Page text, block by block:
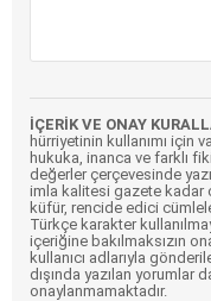
İÇERİK VE ONAY
hürriyetinin kullanımı için
hukuka, inanca ve farklı
değerler çerçevesinde
imla kalitesi gazete kadar
küfür, rencide edici
Türkçe karakter
içeriğine bakılmaksızın
kullanıcı adlarıyla
dışında yazılan yorumlar
onaylanmamaktadır.